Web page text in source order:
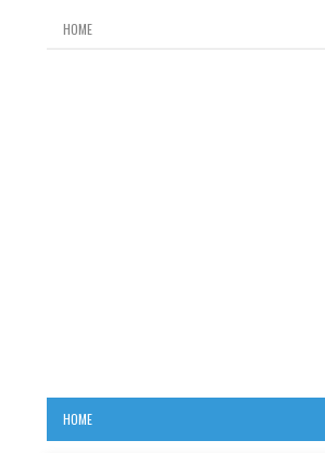
HOME
HOME